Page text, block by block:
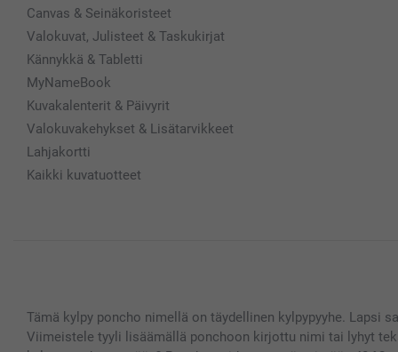
Canvas & Seinäkoristeet
Valokuvat, Julisteet & Taskukirjat
Kännykkä & Tabletti
MyNameBook
Kuvakalenterit & Päivyrit
Valokuvakehykset & Lisätarvikkeet
Lahjakortti
Kaikki kuvatuotteet
Tämä kylpy poncho nimellä on täydellinen kylpypyyhe. Lapsi
Viimeistele tyyli lisäämällä ponchoon kirjottu nimi tai lyhyt